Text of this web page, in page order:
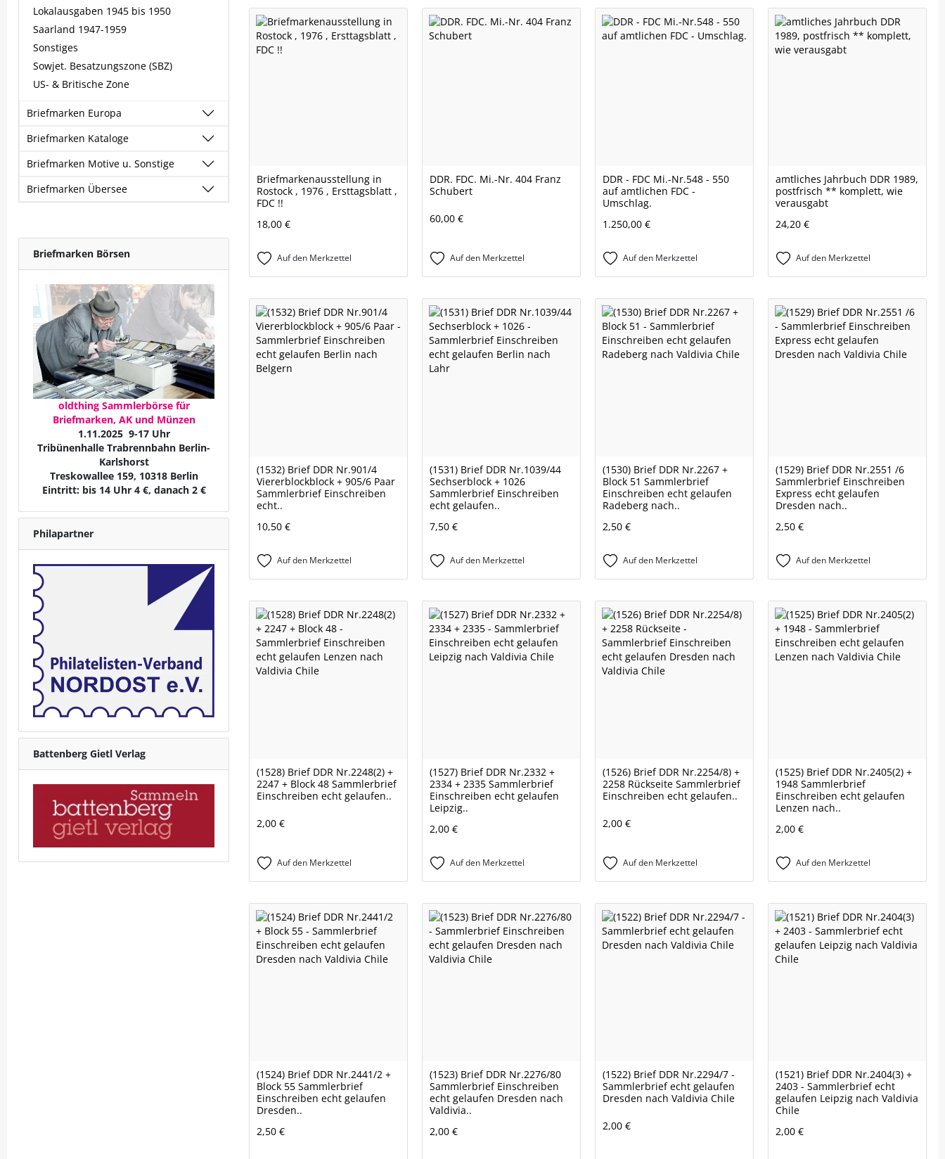
Lokalausgaben 1945 bis 1950
Saarland 1947-1959
Sonstiges
Sowjet. Besatzungszone (SBZ)
US- & Britische Zone
Briefmarken Europa
Briefmarken Kataloge
Briefmarken Motive u. Sonstige
Briefmarken Übersee
Briefmarken Börsen
oldthing Sammlerbörse für
Briefmarken, AK und Münzen
1.11.2025 9-17 Uhr
Tribünenhalle Trabrennbahn Berlin-
Karlshorst
Treskowallee 159, 10318 Berlin
Eintritt: bis 14 Uhr 4 €, danach 2 €
Philapartner
Battenberg Gietl Verlag
Briefmarkenausstellung in
Rostock , 1976 , Ersttagsblatt ,
FDC !!
18,00 €
Auf den Merkzettel
DDR. FDC. Mi.-Nr. 404 Franz
Schubert
60,00 €
Auf den Merkzettel
DDR - FDC Mi.-Nr.548 - 550
auf amtlichen FDC -
Umschlag.
1.250,00 €
Auf den Merkzettel
amtliches Jahrbuch DDR 1989,
postfrisch ** komplett, wie
verausgabt
24,20 €
Auf den Merkzettel
(1532) Brief DDR Nr.901/4
Viererblockblock + 905/6 Paar
Sammlerbrief Einschreiben
echt..
10,50 €
Auf den Merkzettel
(1531) Brief DDR Nr.1039/44
Sechserblock + 1026
Sammlerbrief Einschreiben
echt gelaufen..
7,50 €
Auf den Merkzettel
(1530) Brief DDR Nr.2267 +
Block 51 Sammlerbrief
Einschreiben echt gelaufen
Radeberg nach..
2,50 €
Auf den Merkzettel
(1529) Brief DDR Nr.2551 /6
Sammlerbrief Einschreiben
Express echt gelaufen
Dresden nach..
2,50 €
Auf den Merkzettel
(1528) Brief DDR Nr.2248(2) +
2247 + Block 48 Sammlerbrief
Einschreiben echt gelaufen..
2,00 €
Auf den Merkzettel
(1527) Brief DDR Nr.2332 +
2334 + 2335 Sammlerbrief
Einschreiben echt gelaufen
Leipzig..
2,00 €
Auf den Merkzettel
(1526) Brief DDR Nr.2254/8) +
2258 Rückseite Sammlerbrief
Einschreiben echt gelaufen..
2,00 €
Auf den Merkzettel
(1525) Brief DDR Nr.2405(2) +
1948 Sammlerbrief
Einschreiben echt gelaufen
Lenzen nach..
2,00 €
Auf den Merkzettel
(1524) Brief DDR Nr.2441/2 +
Block 55 Sammlerbrief
Einschreiben echt gelaufen
Dresden..
2,50 €
(1523) Brief DDR Nr.2276/80
Sammlerbrief Einschreiben
echt gelaufen Dresden nach
Valdivia..
2,00 €
(1522) Brief DDR Nr.2294/7 -
Sammlerbrief echt gelaufen
Dresden nach Valdivia Chile
2,00 €
(1521) Brief DDR Nr.2404(3) +
2403 - Sammlerbrief echt
gelaufen Leipzig nach Valdivia
Chile
2,00 €